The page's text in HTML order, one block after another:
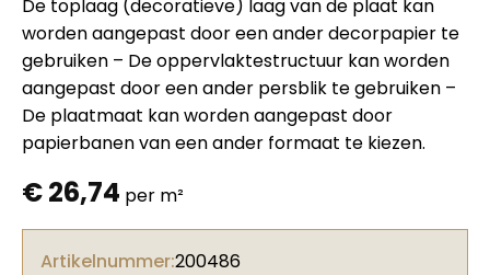
De toplaag (decoratieve) laag van de plaat kan
worden aangepast door een ander decorpapier te
gebruiken – De oppervlaktestructuur kan worden
aangepast door een ander persblik te gebruiken –
De plaatmaat kan worden aangepast door
papierbanen van een ander formaat te kiezen.
€26,74 per m²
Artikelnummer:200486